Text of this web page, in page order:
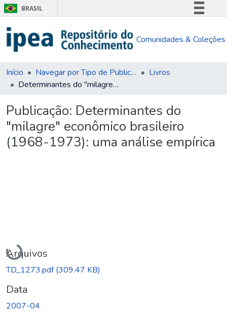
BRASIL
Comunica BR
Acesso à informação
Comunidades & Coleções
Início Navegar por Tipo de Publicação
Livros
Determinantes do "milagre" econômico brasileiro (1968-1973): uma análise empírica
Publicação: Determinantes do
"milagre" econômico brasileiro
(1968-1973): uma análise empírica
Carregando...
Arquivos
TD_1273.pdf(309.47 KB)
Data
2007-04